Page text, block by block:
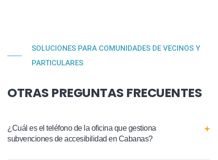
SOLUCIONES PARA COMUNIDADES DE VECINOS Y
PARTICULARES
OTRAS PREGUNTAS FRECUENTES
¿Cuál es el teléfono de la oficina que gestiona
subvenciones de accesibilidad en Cabanas?